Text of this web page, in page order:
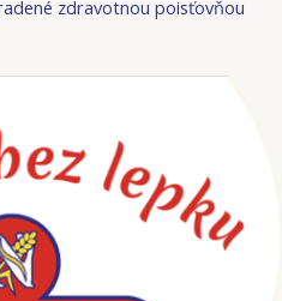
zdravotnou poisťovňou